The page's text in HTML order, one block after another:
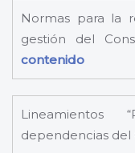
Normas para la
gestión del
contenido
Lineamientos
dependencias del